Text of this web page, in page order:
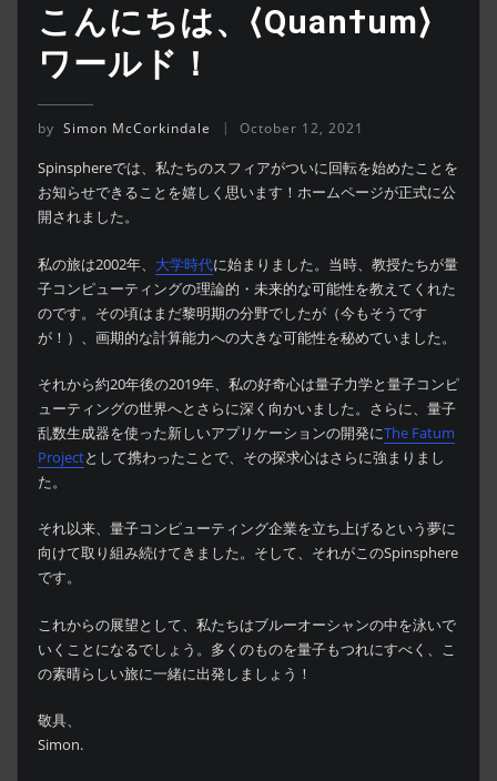
こんにちは、⟨Quan†um⟩
ワールド！
by Simon McCorkindale October 12, 2021
Spinsphereでは、私たちのスフィアがついに回転を始めたことを
お知らせできることを嬉しく思います！ホームページが正式に公
開されました。
私の旅は2002年、 大学時代に始まりました。当時、教授たちが量
子コンピューティングの理論的・未来的な可能性を教えてくれた
のです。その頃はまだ黎明期の分野でしたが（今もそうです
が！）、画期的な計算能力への大きな可能性を秘めていました。
それから約20年後の2019年、私の好奇心は量子力学と量子コンピ
ューティングの世界へとさらに深く向かいました。さらに、量子
乱数生成器を使った新しいアプリケーションの開発にThe Fatum
Projectとして携わったことで、その探求心はさらに強まりまし
た。
それ以来、量子コンピューティング企業を立ち上げるという夢に
向けて取り組み続けてきました。そして、それがこのSpinsphere
です。
これからの展望として、私たちはブルーオーシャンの中を泳いで
いくことになるでしょう。多くのものを量子もつれにすべく、こ
の素晴らしい旅に一緒に出発しましょう！
敬具、
Simon.